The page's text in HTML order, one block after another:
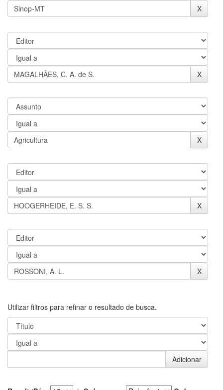
Utilizar filtros para refinar o resultado de busca.